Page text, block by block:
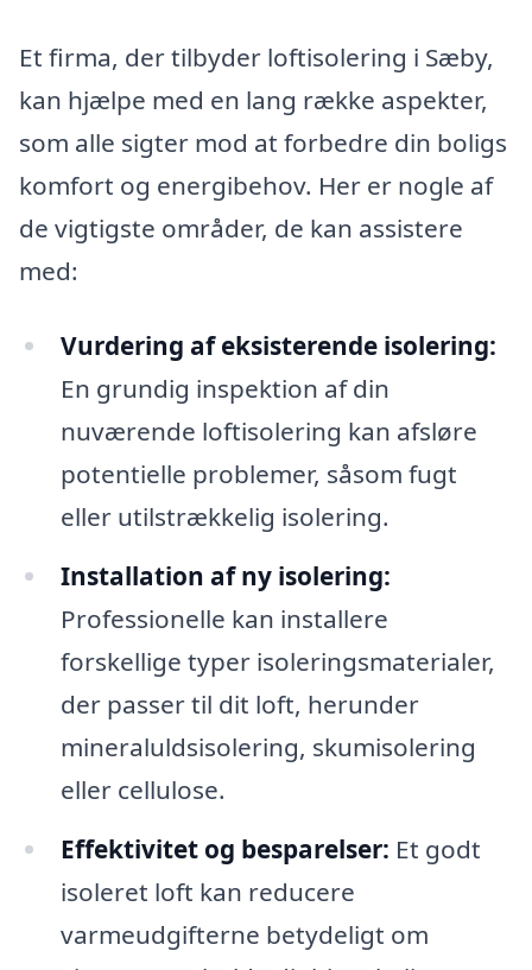
Et firma, der tilbyder loftisolering i Sæby,
kan hjælpe med en lang række aspekter,
som alle sigter mod at forbedre din boligs
komfort og energibehov. Her er nogle af
de vigtigste områder, de kan assistere
med:
Vurdering af eksisterende isolering:
En grundig inspektion af din
nuværende loftisolering kan afsløre
potentielle problemer, såsom fugt
eller utilstrækkelig isolering.
Installation af ny isolering:
Professionelle kan installere
forskellige typer isoleringsmaterialer,
der passer til dit loft, herunder
mineraluldsisolering, skumisolering
eller cellulose.
Effektivitet og besparelser: Et godt
isoleret loft kan reducere
varmeudgifterne betydeligt om